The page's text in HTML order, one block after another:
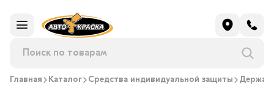
Главная Каталог Средства индивидуальной защиты